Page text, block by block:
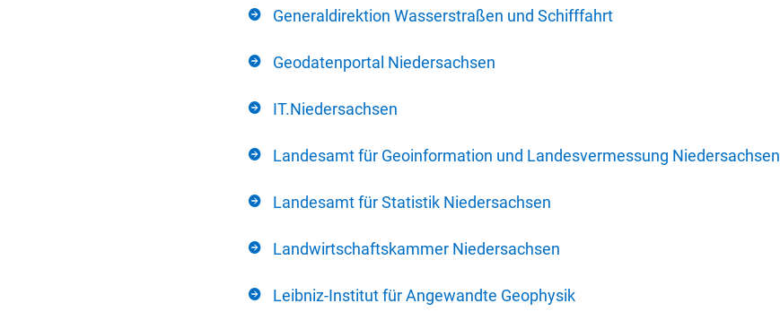
Generaldirektion Wasserstraßen und Schifffahrt
Geodatenportal Niedersachsen
IT.Niedersachsen
Landesamt für Geoinformation und Landesvermessung Niedersachsen
Landesamt für Statistik Niedersachsen
Landwirtschaftskammer Niedersachsen
Leibniz-Institut für Angewandte Geophysik